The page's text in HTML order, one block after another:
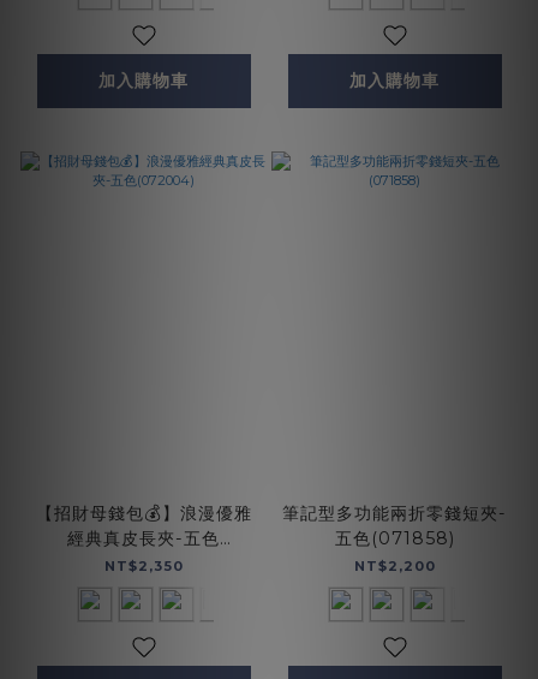
加入購物車 加入購物車
【招財母錢包💰】浪漫優雅
經典真皮長夾-五色
(072004)
NT$2,350
筆記型多功能兩折零錢短夾-
五色(071858)
NT$2,200